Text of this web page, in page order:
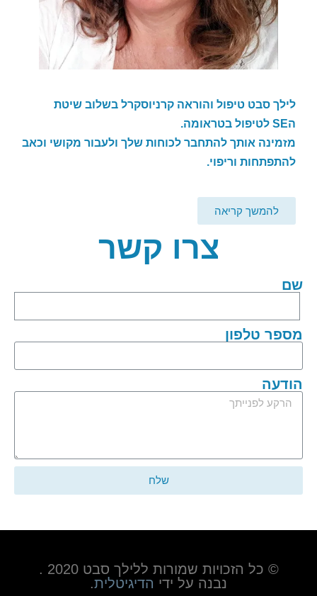
לילך סבט טיפול והוראה קרניוסקרל בשלוב שיטת
הSE לטיפול בטראומה.
מזמינה אותך להתחבר לכוחות שלך ולעבור מקושי וכאב
להתפתחות וריפוי.
להמשך קריאה
צרו קשר
שם
מספר טלפון
הודעה
שלח
© כל הזכויות שמורות ללילך סבט 2020 .
נבנה על ידי הדיגיטלית.